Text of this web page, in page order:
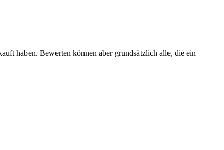
haben. Bewerten können aber grundsätzlich alle, die ein